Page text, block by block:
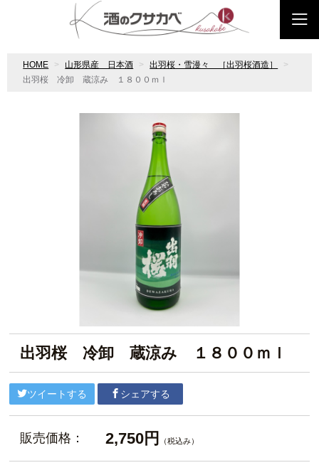
HOME 山形県産 日本酒
出羽桜・雪漫々 ［出羽桜酒造］
出羽桜 冷卸 蔵涼み １８００ｍｌ
出羽桜 冷卸 蔵涼み １８００ｍｌ
ツイートする シェアする
販売価格： 2,750円 （税込み）